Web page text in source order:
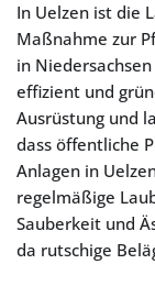
In Uelzen ist die
Maßnahme zur
in
effizient und
Ausrüstung und
dass öffentliche
Anlagen in
regelmäßige
Sauberkeit und
da rutschige